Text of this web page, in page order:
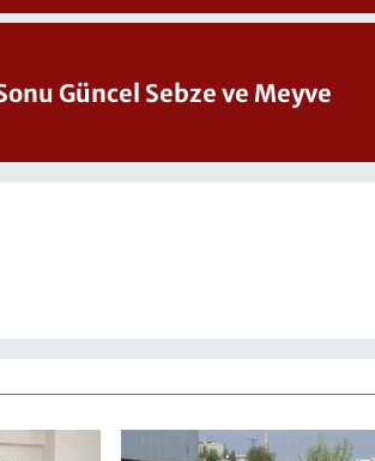
Meyve